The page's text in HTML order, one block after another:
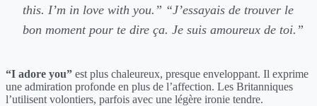
this. I’m in love with you.” “J’essayais de trouver le
bon moment pour te dire ça. Je suis amoureux de toi.”
“I adore you” est plus chaleureux, presque enveloppant. Il exprime
une admiration profonde en plus de l’affection. Les Britanniques
l’utilisent volontiers, parfois avec une légère ironie tendre.